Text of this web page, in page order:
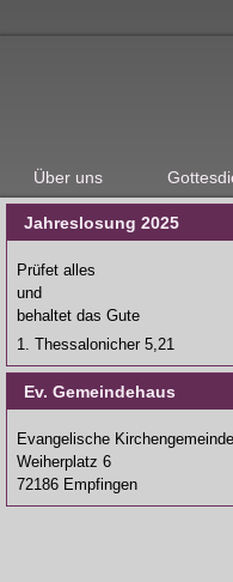
Über uns
Jahreslosung 2025
Prüfet alles
und
behaltet das Gute
1. Thessalonicher 5,21
Ev. Gemeindehaus
Evangelische Kirchengemeinde
Weiherplatz 6
72186 Empfingen